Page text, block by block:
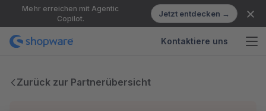
Mehr erreichen mit Agentic
Copilot.
Jetzt entdecken →
Kontaktiere uns
Zurück zur Partnerübersicht